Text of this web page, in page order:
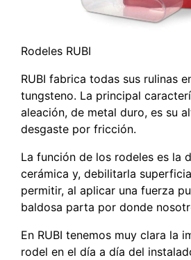
Rodeles RUBI
RUBI fabrica todas sus rulinas
tungsteno. La principal
aleación, de metal duro, es su
desgaste por fricción.
La función de los rodeles es la
cerámica y, debilitarla
permitir, al aplicar una fuerza
baldosa parta por donde
En RUBI tenemos muy clara la
rodel en el día a día del